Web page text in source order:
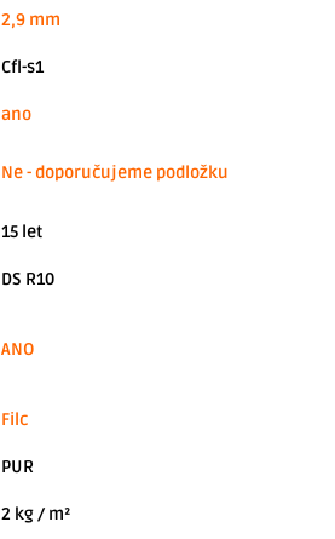
2,9 mm
Cfl-s1
ano
Ne - doporučujeme podložku
15 let
DS R10
ANO
Filc
PUR
2 kg / m²